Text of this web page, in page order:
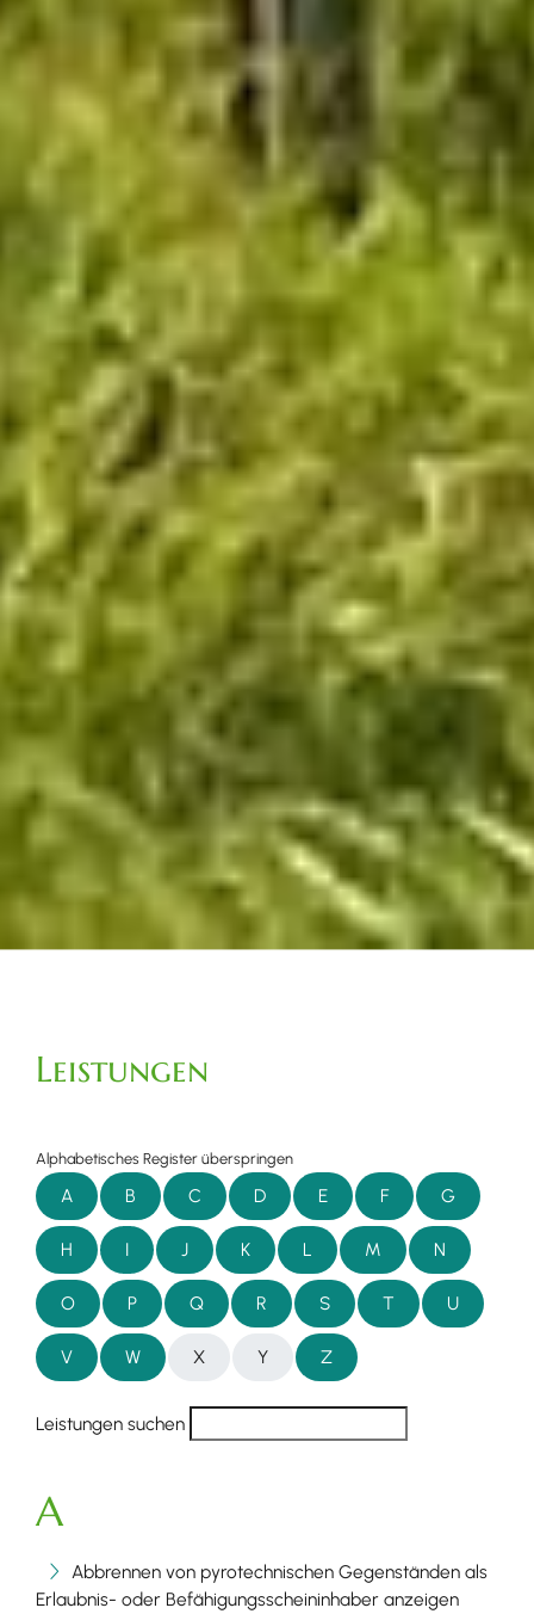
Leistungen
Alphabetisches Register überspringen
A B C D E F G
H I J K L M N
O P Q R S T U
V W X Y Z
Leistungen suchen
A
Abbrennen von pyrotechnischen Gegenständen als
Erlaubnis- oder Befähigungsscheininhaber anzeigen